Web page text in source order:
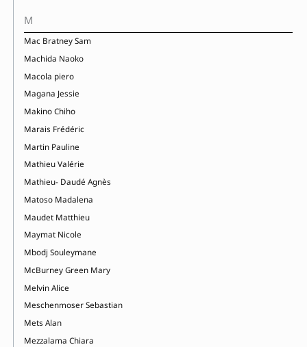
M
Mac Bratney Sam
Machida Naoko
Macola piero
Magana Jessie
Makino Chiho
Marais Frédéric
Martin Pauline
Mathieu Valérie
Mathieu- Daudé Agnès
Matoso Madalena
Maudet Matthieu
Maymat Nicole
Mbodj Souleymane
McBurney Green Mary
Melvin Alice
Meschenmoser Sebastian
Mets Alan
Mezzalama Chiara